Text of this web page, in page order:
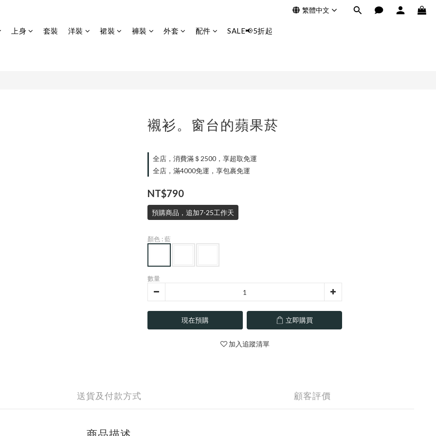
繁體中文
上身 套裝 洋裝 裙裝 褲裝 外套 配件 SALE📢5折起
襯衫。窗台的蘋果菸
全店，消費滿＄2500，享超取免運
全店，滿4000免運，享包裹免運
NT$790
預購商品，追加7-25工作天
顏色 : 藍
數量
現在預購 立即購買
加入追蹤清單
送貨及付款方式 顧客評價
立即購買